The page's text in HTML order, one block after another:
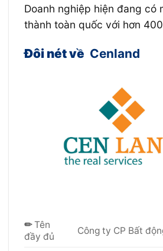
Doanh nghiệp hiện đang có
thành toàn quốc với hơn
Đôi nét về Cenland
✏Tên
đầy đủ
Công ty CP Bất